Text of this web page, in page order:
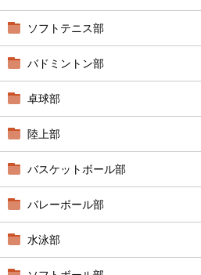
ソフトテニス部
バドミントン部
卓球部
陸上部
バスケットボール部
バレーボール部
水泳部